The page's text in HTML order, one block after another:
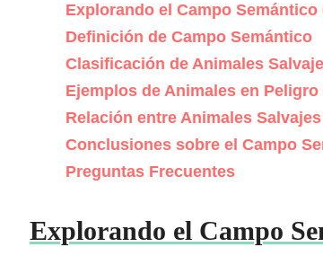
Explorando el Campo
Definición de Campo Semántico
Clasificación de Animales
Ejemplos de Animales en
Relación entre Animales
Conclusiones sobre el Campo
Preguntas Frecuentes
Explorando el Campo